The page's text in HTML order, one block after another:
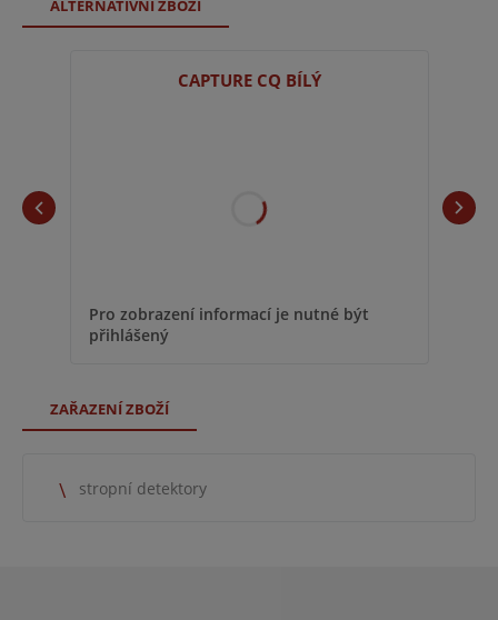
ALTERNATIVNÍ ZBOŽÍ
CAPTURE CQ BÍLÝ
Pro zobrazení informací je nutné být
přihlášený
ZAŘAZENÍ ZBOŽÍ
stropní detektory